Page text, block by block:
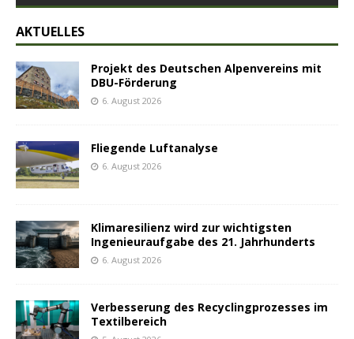
AKTUELLES
Projekt des Deutschen Alpenvereins mit
DBU-Förderung
6. August 2026
Fliegende Luftanalyse
6. August 2026
Klimaresilienz wird zur wichtigsten
Ingenieuraufgabe des 21. Jahrhunderts
6. August 2026
Verbesserung des Recyclingprozesses im
Textilbereich